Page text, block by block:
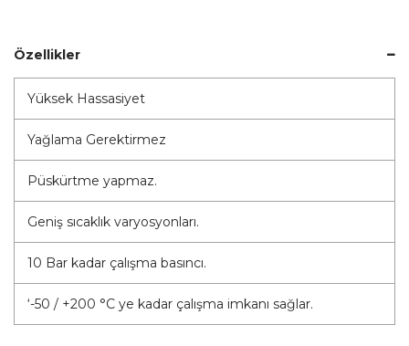
Özellikler
Yüksek Hassasiyet
Yağlama Gerektirmez
Püskürtme yapmaz.
Geniş sıcaklık varyosyonları.
10 Bar kadar çalışma basıncı.
‘-50 / +200 °C ye kadar çalışma imkanı sağlar.